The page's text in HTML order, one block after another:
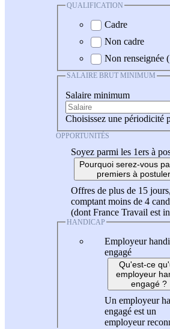
QUALIFICATION
Cadre
Non cadre
Non renseignée
SALAIRE BRUT MINIMUM
Salaire minimum
Choisissez une périodicité
OPPORTUNITÉS
Soyez parmi les 1ers à
Pourquoi serez-vous
premiers à
Offres de plus de 15 jours,
comptant moins de 4
(dont France Travail est
HANDICAP
Employeur
engagé
Qu'est-ce
employeur
engagé ?
Un employeur
engagé est un
employeur